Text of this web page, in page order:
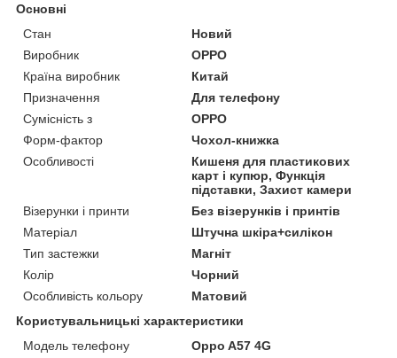
Основні
Стан
Новий
Виробник
OPPO
Країна виробник
Китай
Призначення
Для телефону
Сумісність з
OPPO
Форм-фактор
Чохол-книжка
Особливості
Кишеня для пластикових
карт і купюр, Функція
підставки, Захист камери
Візерунки і принти
Без візерунків і принтів
Матеріал
Штучна шкіра+силікон
Тип застежки
Магніт
Колір
Чорний
Особливість кольору
Матовий
Користувальницькі характеристики
Модель телефону
Oppo A57 4G